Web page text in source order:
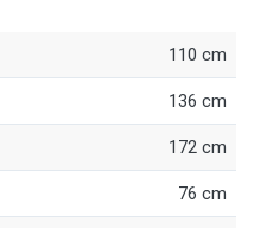
110 cm
136 cm
172 cm
76 cm